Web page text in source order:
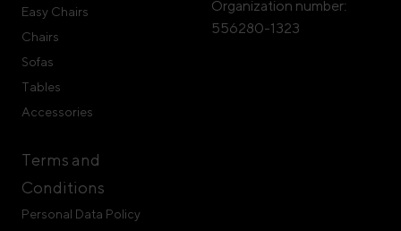
Easy Chairs
Chairs
Sofas
Tables
Accessories
Terms and
Conditions
Personal Data Policy
Organization number:
556280-1323